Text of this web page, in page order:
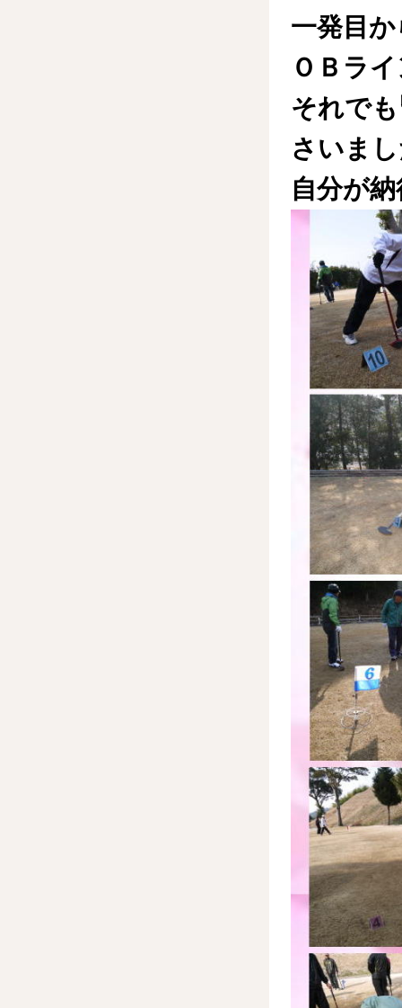
一発目
ＯＢラ
それで
さいま
自分が